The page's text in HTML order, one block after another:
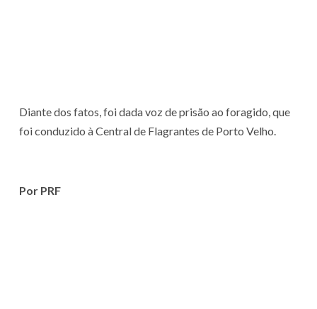
Diante dos fatos, foi dada voz de prisão ao foragido, que
foi conduzido à Central de Flagrantes de Porto Velho.
Por PRF